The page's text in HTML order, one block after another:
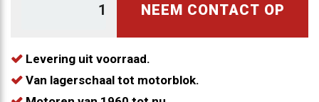
NEEM CONTACT OP
Levering uit voorraad.
Van lagerschaal tot motorblok.